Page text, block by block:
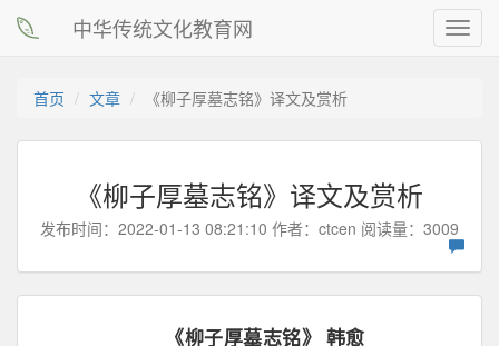
中华传统文化教育网
首页 文章 《柳子厚墓志铭》译文及赏析
《柳子厚墓志铭》译文及赏析
发布时间：2022-01-13 08:21:10 作者： ctcen 阅读量：3009
《柳子厚墓志铭》
韩愈